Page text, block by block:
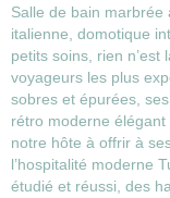
Salle de bain marbrée
italienne, domotique
petits soins, rien
voyageurs les plus
sobres et épurées,
rétro moderne
notre hôte à offrir à
l’hospitalité moderne
étudié et réussi, des